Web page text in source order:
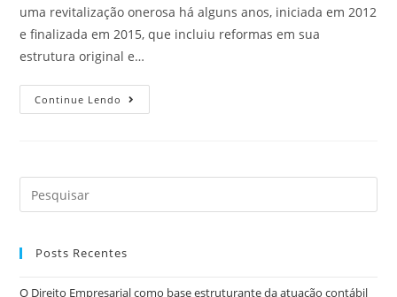
uma revitalização onerosa há alguns anos, iniciada em 2012
e finalizada em 2015, que incluiu reformas em sua
estrutura original e…
Continue Lendo
Posts Recentes
O Direito Empresarial como base estruturante da atuação contábil